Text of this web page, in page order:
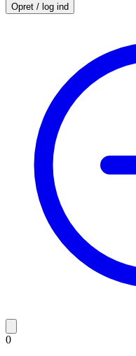
Opret / log ind
0